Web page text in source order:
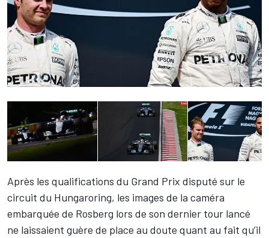
Après les qualifications du Grand Prix disputé sur le
circuit du Hungaroring, les images de la caméra
embarquée de Rosberg lors de son dernier tour lancé
ne laissaient guère de place au doute quant au fait qu’il